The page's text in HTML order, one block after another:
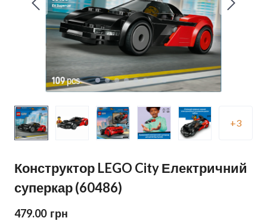
+3
Конструктор LEGO City Електричний
суперкар (60486)
479.00  грн